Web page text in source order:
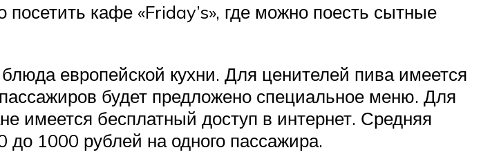
кафе «Friday’s», где можно поесть сытные
европейской кухни. Для ценителей пива имеется
будет предложено специальное меню. Для
имеется бесплатный доступ в интернет. Средняя
до 1000 рублей на одного пассажира.